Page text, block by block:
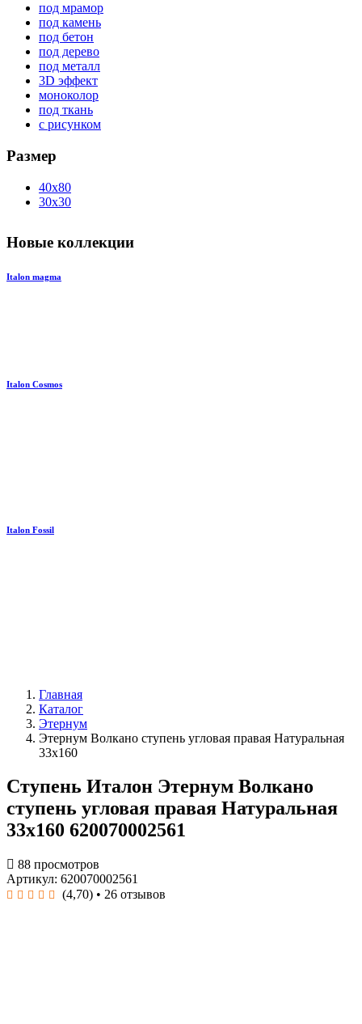
под мрамор
под камень
под бетон
под дерево
под металл
3D эффект
моноколор
под ткань
с рисунком
Размер
40x80
30x30
Новые коллекции
Italon magma
Italon Cosmos
Italon Fossil
Главная
Каталог
Этернум
Этернум Волкано ступень угловая правая Натуральная
33x160
Ступень Италон Этернум Волкано
ступень угловая правая Натуральная
33x160 620070002561
88 просмотров
Артикул: 620070002561
(4,70) • 26 отзывов